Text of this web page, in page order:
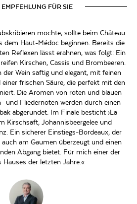
EMPFEHLUNG FÜR SIE
möchte, sollte beim Château
dem Haut-Médoc beginnen. Bereits die
Reflexen lässt erahnen, was folgt: Ein
Kirschen, Cassis und Brombeeren.
der Wein saftig und elegant, mit feinen
frischen Säure, die perfekt mit den
Die Aromen von roten und blauen
und Fliedernoten werden durch einen
abgerundet. Im Finale besticht ›La
Kirschsaft, Johannisbeergelee und
Ein sicherer Einstiegs-Bordeaux, der
am Gaumen überzeugt und einen
Abgang bietet. Für mich einer der
Hauses der letzten Jahre.«